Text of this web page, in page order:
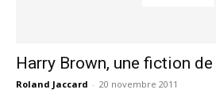
Harry Brown, une fiction
Roland Jaccard - 20 novembre 2011